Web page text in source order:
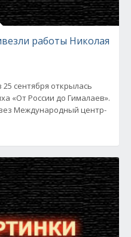
работы Николая
сентября открылась
«От России до Гималаев».
Международный центр-